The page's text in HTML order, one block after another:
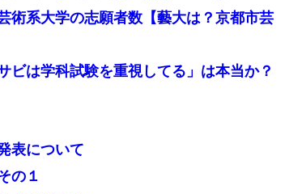
術系大学の志願者数【藝大は？京都市芸
ビは学科試験を重視してる」は本当か？
表について
の１